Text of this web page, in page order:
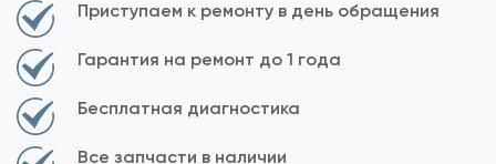
Приступаем к ремонту в день обращения
Гарантия на ремонт до 1 года
Бесплатная диагностика
Все запчасти в наличии